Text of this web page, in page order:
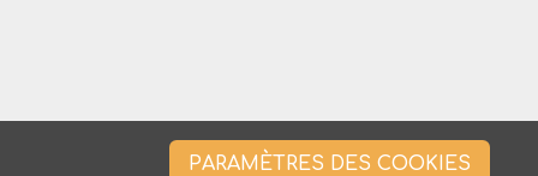
PARAMÈTRES DES COOKIES